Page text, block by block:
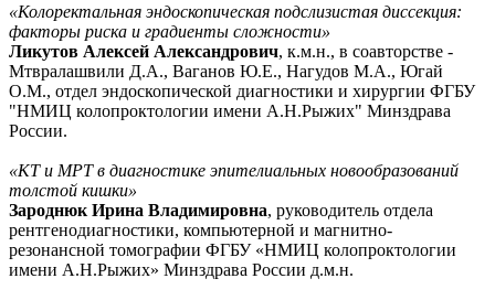
«Колоректальная эндоскопическая подслизистая диссекция:
факторы риска и градиенты сложности»
Ликутов Алексей Александрович, к.м.н., в соавторстве -
Мтвралашвили Д.А., Ваганов Ю.Е., Нагудов М.А., Югай
О.М., отдел эндоскопической диагностики и хирургии ФГБУ
"НМИЦ колопроктологии имени А.Н.Рыжих" Минздрава
России.
«КТ и МРТ в диагностике эпителиальных новообразований
толстой кишки»
Зароднюк Ирина Владимировна, руководитель отдела
рентгенодиагностики, компьютерной и магнитно-
резонансной томографии ФГБУ «НМИЦ колопроктологии
имени А.Н.Рыжих» Минздрава России д.м.н.